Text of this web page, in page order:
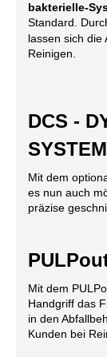
bakterielle-
Standard.
lassen sich die
Reinigen.
DCS -
Mit dem
es nun auch
präzise
Mit dem
Handgriff das
in den
Kunden bei